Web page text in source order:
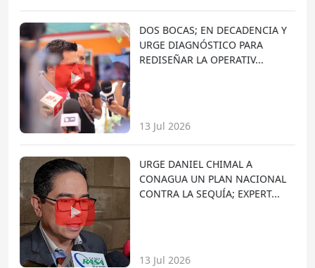
DOS BOCAS; EN DECADENCIA Y
URGE DIAGNÓSTICO PARA
REDISEÑAR LA OPERATIV...
13 Jul 2026
URGE DANIEL CHIMAL A
CONAGUA UN PLAN NACIONAL
CONTRA LA SEQUÍA; EXPERT...
13 Jul 2026